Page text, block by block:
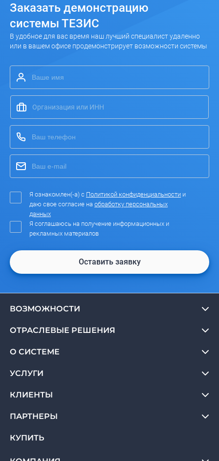
Заказать демонстрацию
системы ТЕЗИС
В удобное для вас время наш лучший специалист удаленно
или в вашем офисе продемонстрирует возможности системы
Я ознакомлен(-а) с Политикой конфиденциальности и
даю свое согласие на обработку персональных
данных
Я соглашаюсь на получение информационных и
рекламных материалов
Оставить заявку
ВОЗМОЖНОСТИ
ОТРАСЛЕВЫЕ РЕШЕНИЯ
О СИСТЕМЕ
УСЛУГИ
КЛИЕНТЫ
ПАРТНЕРЫ
КУПИТЬ